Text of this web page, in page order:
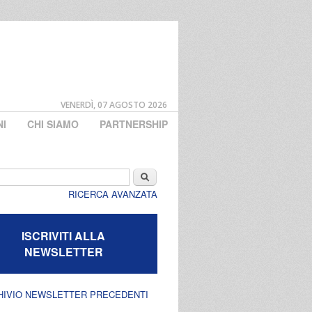
VENERDÌ, 07 AGOSTO 2026
CHI SIAMO PARTNERSHIP
Cerca
RICERCA AVANZATA
ISCRIVITI ALLA
NEWSLETTER
NEWSLETTER PRECEDENTI